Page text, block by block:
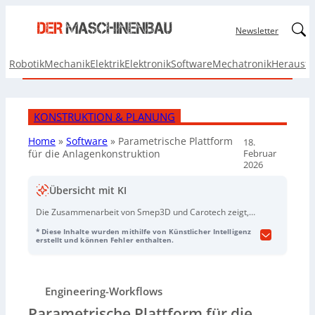
Newsletter
RobotikMechanikElektrikElektronikSoftwareMechatronik
KONSTRUKTION & PLANUNG
Home » Software » Parametrische Plattform
für die Anlagenkonstruktion
18.
Februar
2026
Übersicht mit KI
Die Zusammenarbeit von Smep3D und Carotech zeigt,
Anlagenplanungssoftware Engineering-Prozesse in der
verschiedenen Industrien, ersetzte einen heterogenen
CAD-Toolmix (u. a.
Catworks PTC Creo Solidworks
)
* Diese Inhalte wurden mithilfe von Künstlicher Intelligenz
erstellt und können Fehler enthalten.
Engineering-Workflows